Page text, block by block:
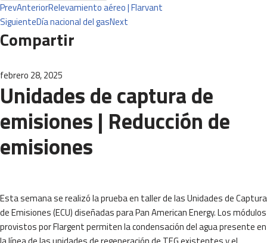
PrevAnteriorRelevamiento aéreo | Flarvant
SiguienteDía nacional del gasNext
Compartir
febrero 28, 2025
Unidades de captura de
emisiones | Reducción de
emisiones
Esta semana se realizó la prueba en taller de las Unidades de Captura
de Emisiones (ECU) diseñadas para Pan American Energy. Los módulos
provistos por Flargent permiten la condensación del agua presente en